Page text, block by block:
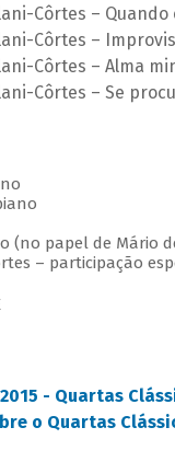
Côrtes –
Côrtes –
Côrtes – Alma
Côrtes – Se
(no papel de Mário
– participação
- Quartas
o Quartas